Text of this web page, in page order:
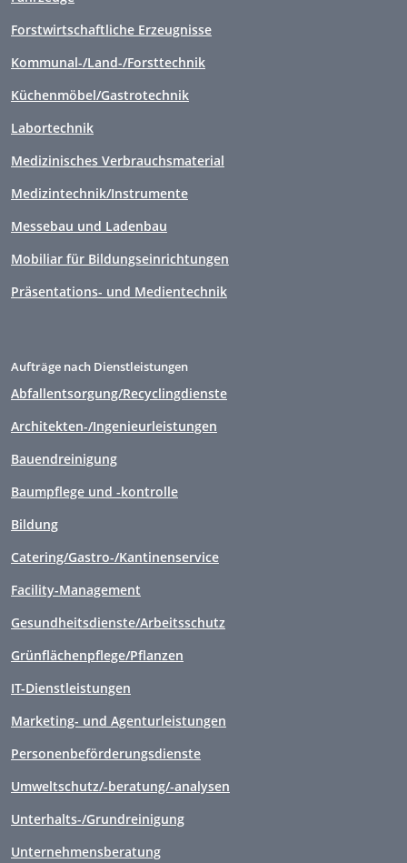
Forstwirtschaftliche Erzeugnisse
Kommunal-/Land-/Forsttechnik
Küchenmöbel/Gastrotechnik
Labortechnik
Medizinisches Verbrauchsmaterial
Medizintechnik/Instrumente
Messebau und Ladenbau
Mobiliar für Bildungseinrichtungen
Präsentations- und Medientechnik
Aufträge nach Dienstleistungen
Abfallentsorgung/Recyclingdienste
Architekten-/Ingenieurleistungen
Bauendreinigung
Baumpflege und -kontrolle
Bildung
Catering/Gastro-/Kantinenservice
Facility-Management
Gesundheitsdienste/Arbeitsschutz
Grünflächenpflege/Pflanzen
IT-Dienstleistungen
Marketing- und Agenturleistungen
Personenbeförderungsdienste
Umweltschutz/-beratung/-analysen
Unterhalts-/Grundreinigung
Unternehmensberatung